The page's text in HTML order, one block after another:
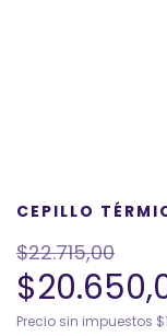
CEPILLO
$22.715,00
Precio sin impuestos